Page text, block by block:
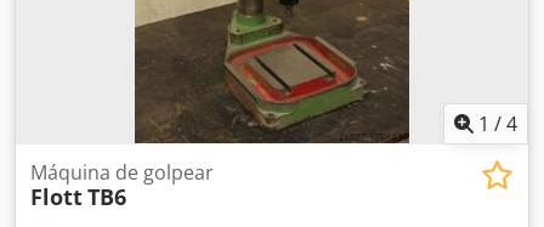
1 /4
Máquina de golpear
FlottTB6